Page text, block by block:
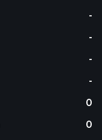
-
-
-
-
0
0